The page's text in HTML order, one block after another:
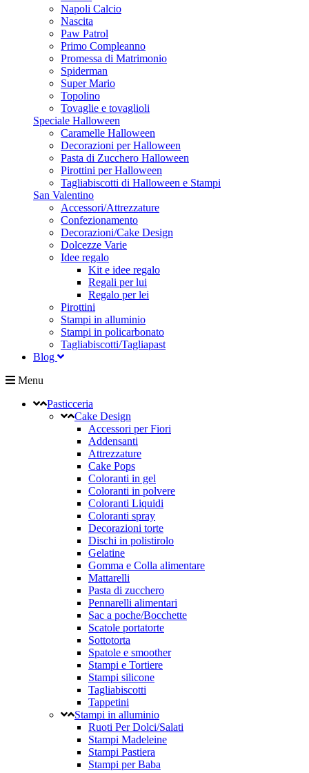
Napoli Calcio
Nascita
Paw Patrol
Primo Compleanno
Promessa di Matrimonio
Spiderman
Super Mario
Topolino
Tovaglie e tovaglioli
Speciale Halloween
Caramelle Halloween
Decorazioni per Halloween
Pasta di Zucchero Halloween
Pirottini per Halloween
Tagliabiscotti di Halloween e Stampi
San Valentino
Accessori/Attrezzature
Confezionamento
Decorazioni/Cake Design
Dolcezze Varie
Idee regalo
Kit e idee regalo
Regali per lui
Regalo per lei
Pirottini
Stampi in alluminio
Stampi in policarbonato
Tagliabiscotti/Tagliapast
Blog
Menu
Pasticceria
Cake Design
Accessori per Fiori
Addensanti
Attrezzature
Cake Pops
Coloranti in gel
Coloranti in polvere
Coloranti Liquidi
Coloranti spray
Decorazioni torte
Dischi in polistirolo
Gelatine
Gomma e Colla alimentare
Mattarelli
Pasta di zucchero
Pennarelli alimentari
Sac a poche/Bocchette
Scatole portatorte
Sottotorta
Spatole e smoother
Stampi e Tortiere
Stampi silicone
Tagliabiscotti
Tappetini
Stampi in alluminio
Ruoti Per Dolci/Salati
Stampi Madeleine
Stampi Pastiera
Stampi per Baba